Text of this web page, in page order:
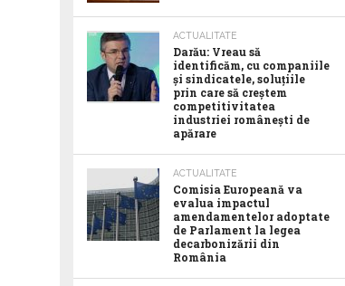
ACTUALITATE
Darău: Vreau să
identificăm, cu companiile
și sindicatele, soluțiile
prin care să creștem
competitivitatea
industriei românești de
apărare
ACTUALITATE
Comisia Europeană va
evalua impactul
amendamentelor adoptate
de Parlament la legea
decarbonizării din
România